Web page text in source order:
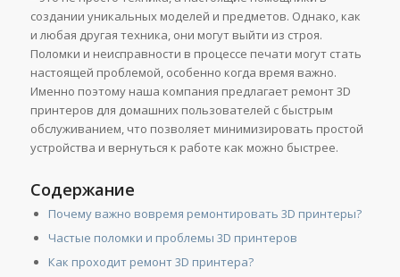
создании уникальных моделей и предметов. Однако, как
и любая другая техника, они могут выйти из строя.
Поломки и неисправности в процессе печати могут стать
настоящей проблемой, особенно когда время важно.
Именно поэтому наша компания предлагает ремонт 3D
принтеров для домашних пользователей с быстрым
обслуживанием, что позволяет минимизировать простой
устройства и вернуться к работе как можно быстрее.
Содержание
Почему важно вовремя ремонтировать 3D принтеры?
Частые поломки и проблемы 3D принтеров
Как проходит ремонт 3D принтера?